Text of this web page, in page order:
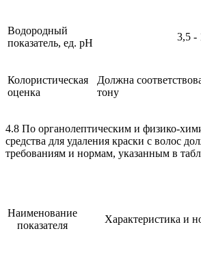
Водородный
показатель, ед. рН
3,5 -
Колористическая
оценка
Должна
тону
4.8 По органолептическим и физико-
средства для удаления краски с волос
требованиям и нормам, указанным в
Наименование
показателя
Характеристика и